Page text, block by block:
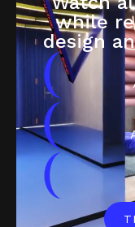
while
design
(
(
(